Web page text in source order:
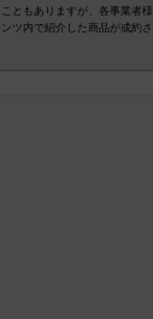
ともありますが、各事業者様
ツ内で紹介した商品が成約さ